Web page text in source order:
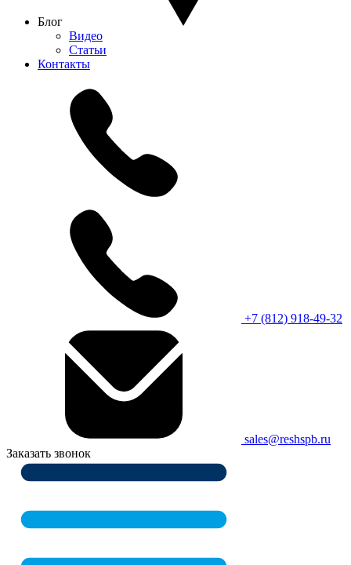
Блог
Видео
Статьи
Контакты
+7 (812) 918-49-32
sales@reshspb.ru
Заказать звонок